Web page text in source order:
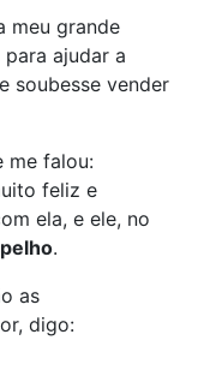
meu grande
ajudar a
soubesse vender
me falou:
feliz e
ela, e ele, no
.
as
digo: